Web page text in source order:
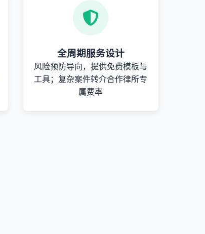
全周期服务设计
风险预防导向，提供免费模板与
工具；复杂案件转介合作律所专
属费率